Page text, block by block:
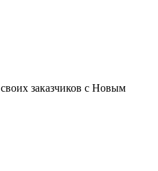
заказчиков с Новым